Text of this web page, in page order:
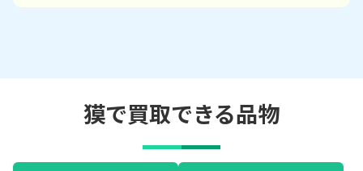
獏で買取できる品物